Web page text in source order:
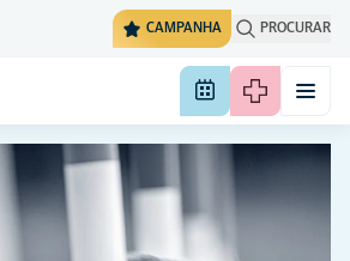
CAMPANHA PROCURAR